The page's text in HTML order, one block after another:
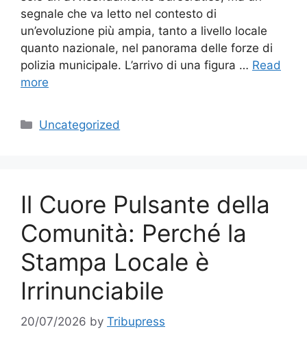
segnale che va letto nel contesto di
un’evoluzione più ampia, tanto a livello locale
quanto nazionale, nel panorama delle forze di
polizia municipale. L’arrivo di una figura … Read
more
Categories
Uncategorized
Il Cuore Pulsante della
Comunità: Perché la
Stampa Locale è
Irrinunciabile
20/07/2026 by Tribupress